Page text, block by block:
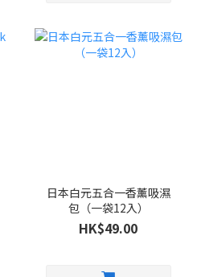
日本白元五合一香薰吸濕
包（一袋12入）
HK$49.00